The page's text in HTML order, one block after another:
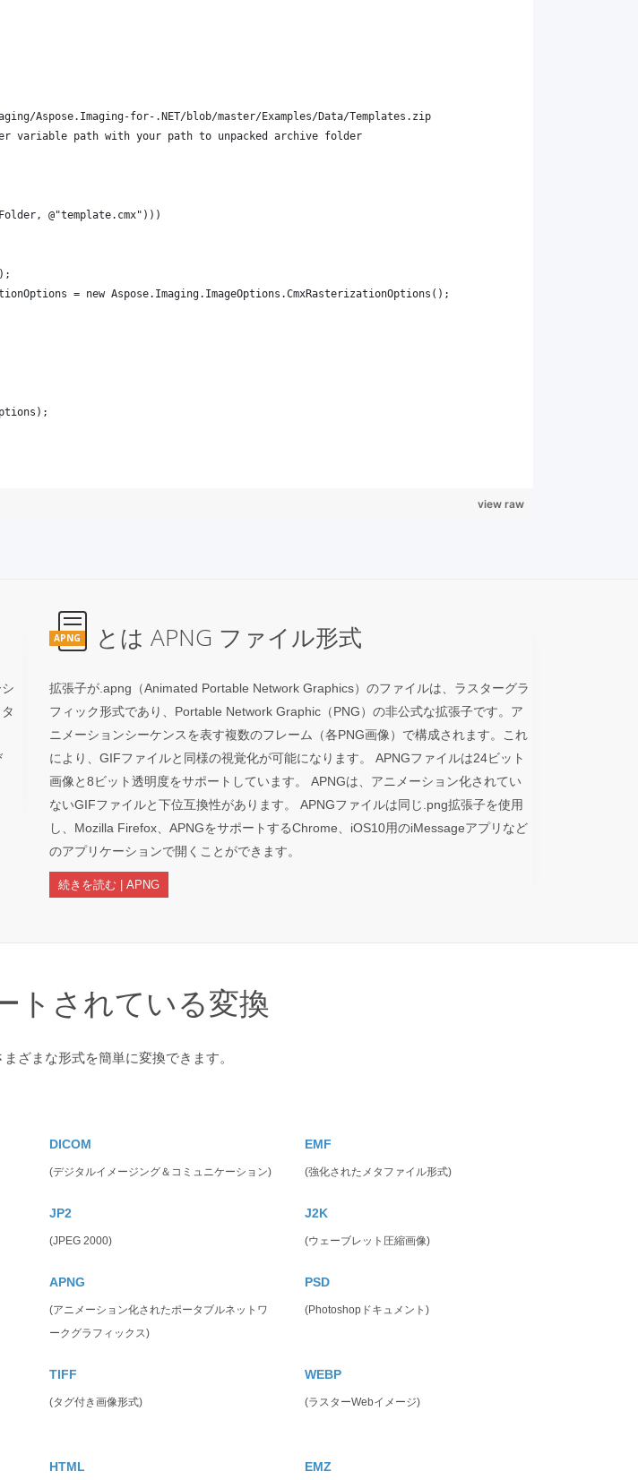
view raw
APNG とは APNG ファイル形式
拡張子が.apng（Animated Portable Network Graphics）のファイルは、ラスターグラ
フィック形式であり、Portable Network Graphic（PNG）の非公式な拡張子です。ア
ニメーションシーケンスを表す複数のフレーム（各PNG画像）で構成されます。これ
により、GIFファイルと同様の視覚化が可能になります。 APNGファイルは24ビット
画像と8ビット透明度をサポートしています。 APNGは、アニメーション化されてい
ないGIFファイルと下位互換性があります。 APNGファイルは同じ.png拡張子を使用
し、Mozilla Firefox、APNGをサポートするChrome、iOS10用のiMessageアプリなど
のアプリケーションで開くことができます。
続きを読む | APNG
トされている変換
ざまな形式を簡単に変換できます。
DICOM
(デジタルイメージング＆コミュニケーション)
EMF
(強化されたメタファイル形式)
JP2
(JPEG 2000)
J2K
(ウェーブレット圧縮画像)
APNG
(アニメーション化されたポータブルネットワ
ークグラフィックス)
PSD
(Photoshopドキュメント)
TIFF
(タグ付き画像形式)
WEBP
(ラスターWebイメージ)
HTML EMZ